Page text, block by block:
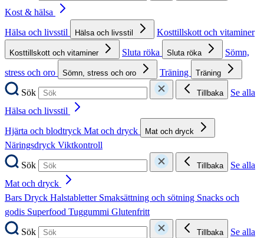
Kost & hälsa
Hälsa och livsstil
Hälsa och livsstil Kosttillskott och vitaminer
Kosttillskott och vitaminer Sluta röka Sluta röka
Sömn,
stress och oro
Sömn, stress och oro Träning Träning
Sök Tillbaka
Se alla
Hälsa och livsstil
Hjärta och blodtryck Mat och dryck Mat och dryck
Näringsdryck Viktkontroll
Sök
Tillbaka
Se alla
Mat och dryck
Bars Dryck Halstabletter Smaksättning och sötning Snacks och
godis Superfood Tuggummi Glutenfritt
Sök
Tillbaka
Se alla